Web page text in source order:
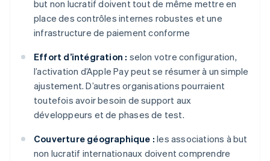
but non lucratif doivent tout de même mettre en
place des contrôles internes robustes et une
infrastructure de paiement conforme
Effort d’intégration : selon votre configuration,
l’activation d’Apple Pay peut se résumer à un simple
ajustement. D’autres organisations pourraient
toutefois avoir besoin de support aux
développeurs et de phases de test.
Couverture géographique : les associations à but
non lucratif internationaux doivent comprendre